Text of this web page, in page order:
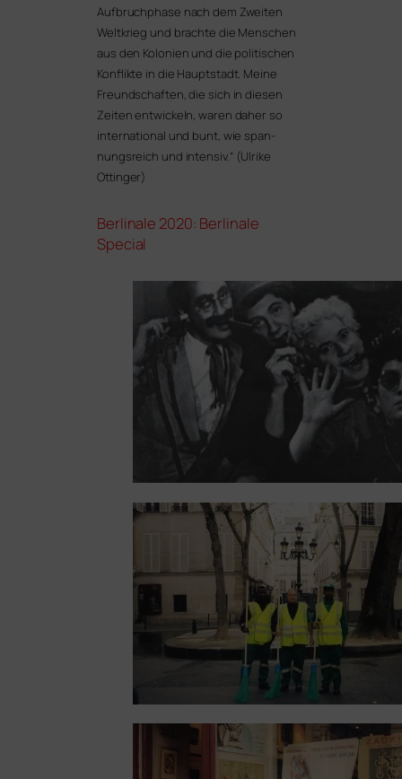
Aufbruchphase nach dem Zweiten
Weltkrieg und brach­te die Menschen
aus den Kolonien und die poli­ti­schen
Konflikte in die Hauptstadt. Meine
Freundschaften, die sich in die­sen
Zeiten ent­wi­ckeln, waren daher so
inter­na­tio­nal und bunt, wie span­
nungs­reich und inten­siv.“ (Ulrike
Ottinger)
Berlinale 2020: Berlinale
Special